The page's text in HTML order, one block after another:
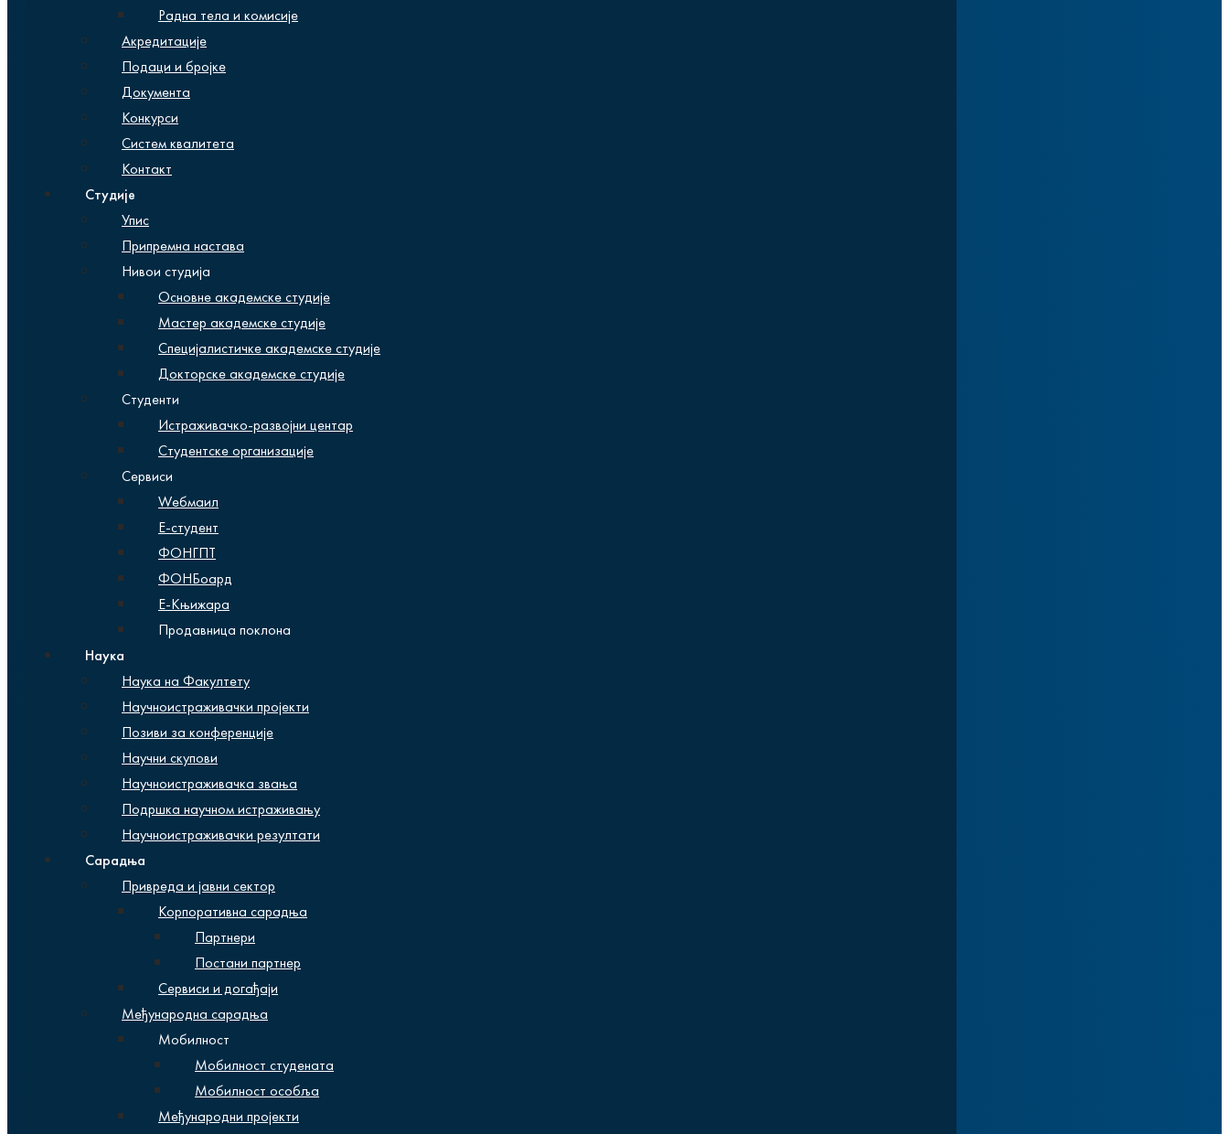
Радна тела и комисије
Акредитације
Подаци и бројке
Документа
Конкурси
Систем квалитета
Контакт
Студије
Упис
Припремна настава
Нивои студија
Основне академске студије
Мастер академске студије
Специјалистичке академске студије
Докторске академске студије
Студенти
Истраживачко-развојни центар
Студентске организације
Сервиси
Wебмаил
Е-студент
ФОНГПТ
ФОНБоард
Е-Књижара
Продавница поклона
Наука
Наука на Факултету
Научноистраживачки пројекти
Позиви за конференције
Научни скупови
Научноистраживачка звања
Подршка научном истраживању
Научноистраживачки резултати
Сарадња
Привреда и јавни сектор
Корпоративна сарадња
Партнери
Постани партнер
Сервиси и догађаји
Међународна сарадња
Мобилност
Мобилност студената
Мобилност особља
Међународни пројекти